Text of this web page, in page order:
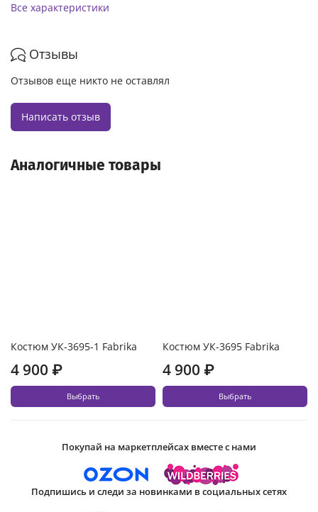
Все характеристики
Отзывы
Отзывов еще никто не оставлял
Написать отзыв
Аналогичные товары
Костюм УК-3695-1 Fabrika
4 900 ₽
Выбрать
Костюм УК-3695 Fabrika
4 900 ₽
Выбрать
Покупай на маркетплейсах вместе с нами
Подпишись и следи за новинками в социальных сетях